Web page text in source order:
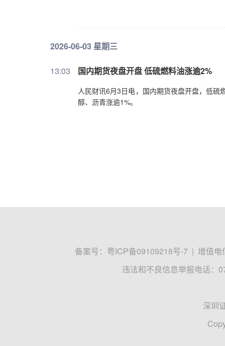
2026-06-03 星期三
13:03 国内期货夜盘开盘 低硫燃料油涨逾2%
人民财讯6月3日电，国内期货夜盘开盘，低
醇、沥青涨逾1%。
备案号： 粤ICP备09109218号-7 | 增值电
违法和不良信息举报电话：
深圳